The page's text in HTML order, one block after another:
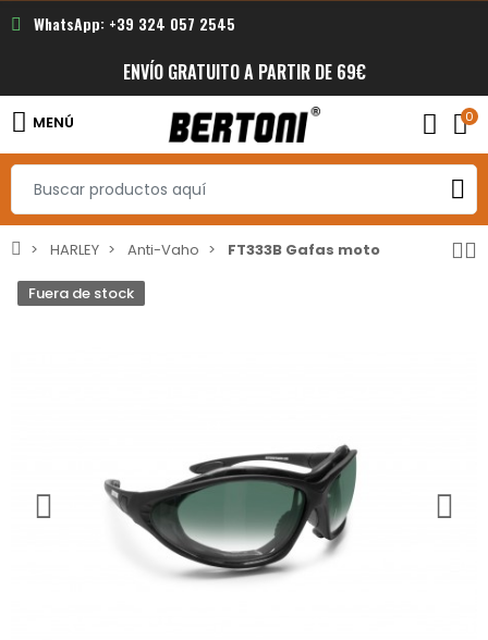
WhatsApp: +39 324 057 2545
ENVÍO GRATUITO A PARTIR DE 69€
MENÚ 0
HARLEY Anti-Vaho FT333B Gafas moto
Fuera de stock